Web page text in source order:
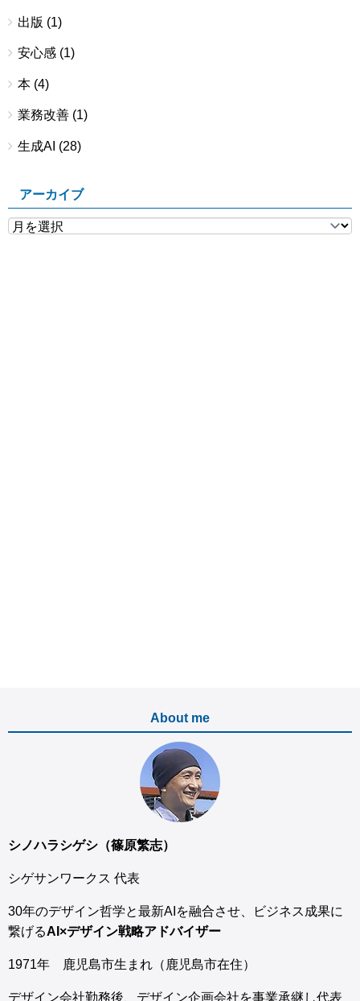
出版 (1)
安心感 (1)
本 (4)
業務改善 (1)
生成AI (28)
アーカイブ
About me
シノハラシゲシ（篠原繁志）
シゲサンワークス 代表
30年のデザイン哲学と最新AIを融合させ、ビジネス成果に
繋げるAI×デザイン戦略アドバイザー
1971年 鹿児島市生まれ（鹿児島市在住）
デザイン会社勤務後、デザイン企画会社を事業承継し代表